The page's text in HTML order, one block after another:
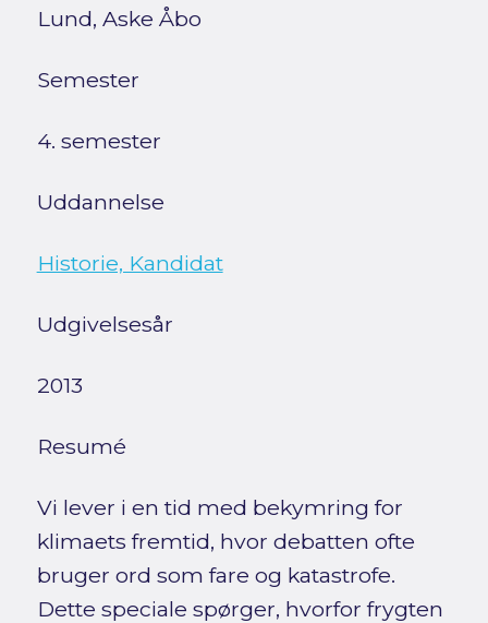
Lund, Aske Åbo
Semester
4. semester
Uddannelse
Historie, Kandidat
Udgivelsesår
2013
Resumé
Vi lever i en tid med bekymring for
klimaets fremtid, hvor debatten ofte
bruger ord som fare og katastrofe.
Dette speciale spørger, hvorfor frygten